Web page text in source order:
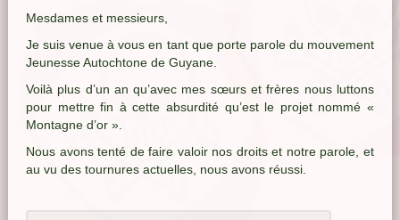
Mesdames et messieurs,
Je suis venue à vous en tant que porte parole du mouvement
Jeunesse Autochtone de Guyane.
Voilà plus d’un an qu’avec mes sœurs et frères nous luttons
pour mettre fin à cette absurdité qu’est le projet nommé «
Montagne d’or ».
Nous avons tenté de faire valoir nos droits et notre parole, et
au vu des tournures actuelles, nous avons réussi.